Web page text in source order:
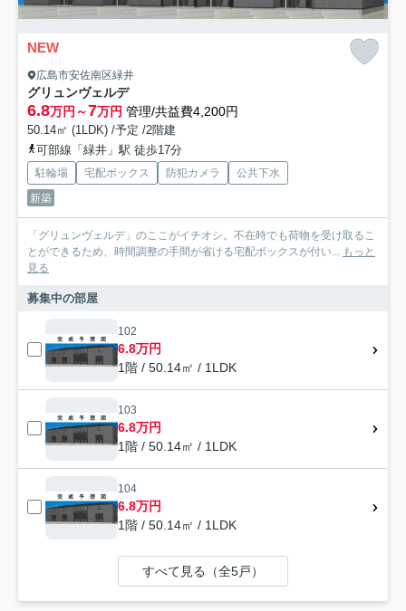
NEW
広島市安佐南区緑井
グリュンヴェルデ
6.8万円～7万円 管理/共益費4,200円
50.14㎡ (1LDK) /予定 /2階建
可部線「緑井」駅 徒歩17分
駐輪場 宅配ボックス 防犯カメラ
公共下水
新築
「グリュンヴェルデ」のここがイチオシ。不在時でも荷物を受け取るこ
とができるため、時間調整の手間が省ける宅配ボックスが付い... もっと
見る
募集中の部屋
102
6.8万円
1階 / 50.14㎡ / 1LDK
103
6.8万円
1階 / 50.14㎡ / 1LDK
104
6.8万円
1階 / 50.14㎡ / 1LDK
すべて見る（全5戸）